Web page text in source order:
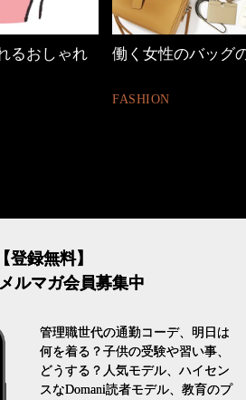
るおしゃれ
働く女性のバッグ
FASHION
【登録無料】
ルマガ会員募集中
管理職世代の通勤コーデ、明日は
何を着る？子供の受験や習い事、
どうする？人気モデル、ハイセン
スなDomani読者モデル、教育のプ